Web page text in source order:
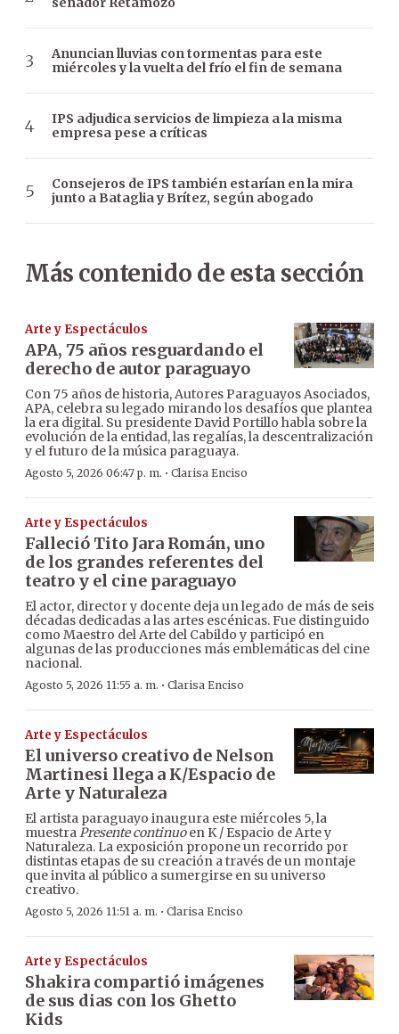
Anuncian lluvias con tormentas para este
miércoles y la vuelta del frío el fin de semana
IPS adjudica servicios de limpieza a la misma
empresa pese a críticas
Consejeros de IPS también estarían en la mira
junto a Bataglia y Brítez, según abogado
Más contenido de esta sección
Arte y Espectáculos
APA, 75 años resguardando el
derecho de autor paraguayo
Con 75 años de historia, Autores Paraguayos Asociados,
APA, celebra su legado mirando los desafíos que plantea
la era digital. Su presidente David Portillo habla sobre la
evolución de la entidad, las regalías, la descentralización
y el futuro de la música paraguaya.
Agosto 5, 2026 06:47 p. m. · Clarisa Enciso
Arte y Espectáculos
Falleció Tito Jara Román, uno
de los grandes referentes del
teatro y el cine paraguayo
El actor, director y docente deja un legado de más de seis
décadas dedicadas a las artes escénicas. Fue distinguido
como Maestro del Arte del Cabildo y participó en
algunas de las producciones más emblemáticas del cine
nacional.
Agosto 5, 2026 11:55 a. m. · Clarisa Enciso
Arte y Espectáculos
El universo creativo de Nelson
Martinesi llega a K/Espacio de
Arte y Naturaleza
El artista paraguayo inaugura este miércoles 5, la
muestraPresente continuoen K / Espacio de Arte y
Naturaleza. La exposición propone un recorrido por
distintas etapas de su creación a través de un montaje
que invita al público a sumergirse en su universo
creativo.
Agosto 5, 2026 11:51 a. m. · Clarisa Enciso
Arte y Espectáculos
Shakira compartió imágenes
de sus dias con los Ghetto
Kids